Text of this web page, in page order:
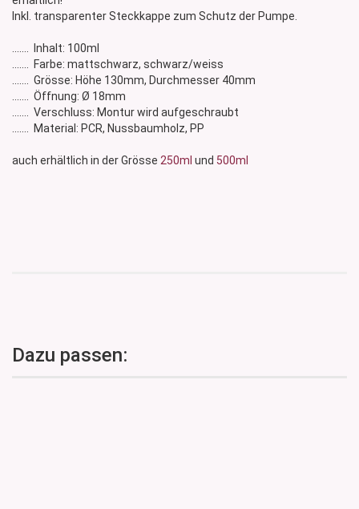
Inkl. transparenter Steckkappe zum Schutz der Pumpe.
....... Inhalt: 100ml
....... Farbe: mattschwarz, schwarz/weiss
....... Grösse: Höhe 130mm, Durchmesser 40mm
....... Öffnung: Ø 18mm
....... Verschluss: Montur wird aufgeschraubt
....... Material: PCR, Nussbaumholz, PP
auch erhältlich in der Grösse 250ml und 500ml
Dazu passen: